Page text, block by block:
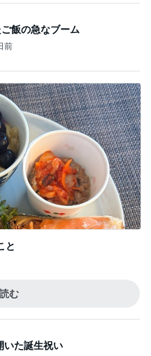
飯の急なブーム
前
と
む
いた誕生祝い